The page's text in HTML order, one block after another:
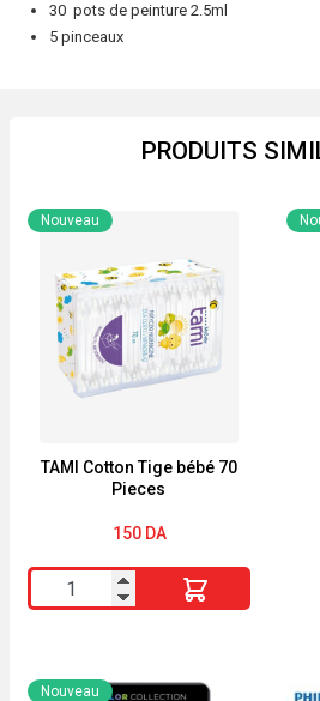
36
pieces
30 pots de peinture 2.5ml
5 pinceaux
PRODUITS
TAMI Cotton Tige bébé 70
Pieces
Nouveau
150 DA
quantité
de
Cotton
Nouveau